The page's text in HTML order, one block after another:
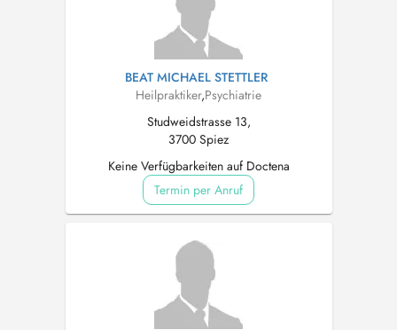
BEAT MICHAEL STETTLER
Heilpraktiker,Psychiatrie
Studweidstrasse 13,
3700 Spiez
Keine Verfügbarkeiten auf Doctena
Termin per Anruf